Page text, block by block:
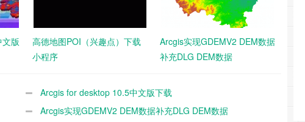
版
高德地图POI（兴趣点）下载
小程序
Arcgis实现GDEMV2 DEM数据
补充DLG DEM数据
Arcgis for desktop 10.5中文版下载
Arcgis实现GDEMV2 DEM数据补充DLG DEM数据